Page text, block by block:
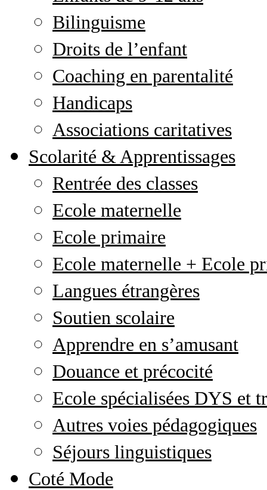
Bilinguisme
Droits de l’enfant
Coaching en parentalité
Handicaps
Associations caritatives
Scolarité & Apprentissages
Rentrée des classes
Ecole maternelle
Ecole primaire
Ecole maternelle + Ecole
Langues étrangères
Soutien scolaire
Apprendre en s’amusant
Douance et précocité
Ecole spécialisées DYS et
Autres voies pédagogiques
Séjours linguistiques
Coté Mode